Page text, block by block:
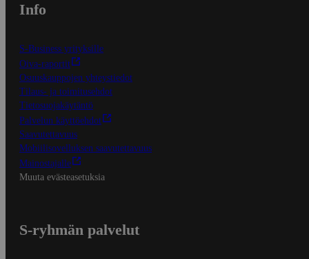
Info
S-Business yrityksille
Oiva-raportit
Osuuskauppojen yhteystiedot
Tilaus- ja toimitusehdot
Tietosuojakäytäntö
Palvelun käyttöehdot
Saavutettavuus
Mobiilisovelluksen saavutettavuus
Mainostajalle
Muuta evästeasetuksia
S-ryhmän palvelut